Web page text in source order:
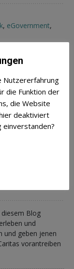
, eGovernment,
in
Du unseren
Blog
und
und geben jenen
vorantreiben
Nutzererfahrung
die Funktion der
die Website
deaktiviert
einverstanden?